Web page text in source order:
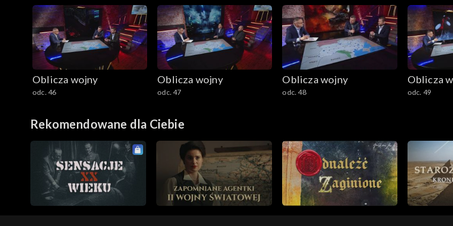
Oblicza wojny
odc. 46
Oblicza wojny
odc. 47
Oblicza wojny
odc. 48
Oblicza
odc. 49
Rekomendowane dla Ciebie